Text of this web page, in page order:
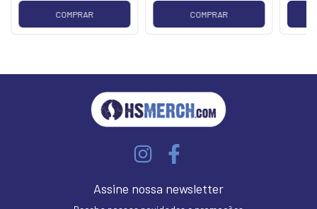
COMPRAR COMPRAR
Assine nossa newsletter